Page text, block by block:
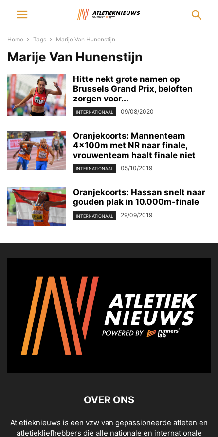
Home Tags Marije Van Hunenstijn
Marije Van Hunenstijn
Hitte nekt grote namen op
Brussels Grand Prix, beloften
zorgen voor...
INTERNATIONAAL 09/08/2020
Oranjekoorts: Mannenteam
4x100m met NR naar finale,
vrouwenteam haalt finale niet
INTERNATIONAAL 05/10/2019
Oranjekoorts: Hassan snelt naar
gouden plak in 10.000m-finale
INTERNATIONAAL 29/09/2019
OVER ONS
Atletieknieuws is een vzw van gepassioneerde atleten en
atletiekliefhebbers die alle nationale en internationale